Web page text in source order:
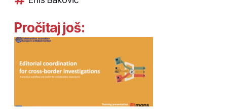
Pročitaj još: